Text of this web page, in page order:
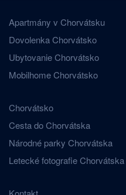
Apartmány v Chorvátsku
Dovolenka Chorvátsko
Ubytovanie Chorvátsko
Mobilhome Chorvátsko
Chorvátsko
Cesta do Chorvátska
Národné parky Chorvátska
Letecké fotografie Chorvátska